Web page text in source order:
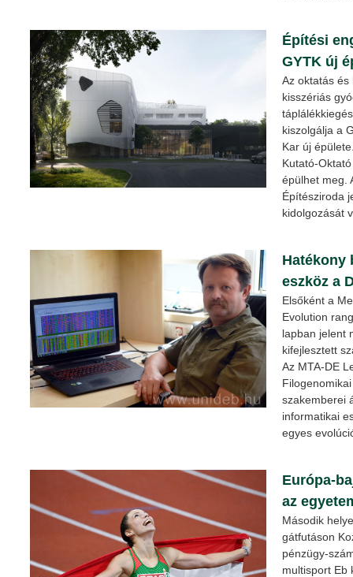
Építési
GYTK új
Az oktatás és
kisszériás
kiszolgálja a
Kar új
Kutató-
épülhet meg.
Építésziroda
kidolgozását
Hatékony
eszköz a
Elsőként a
Evolution
lapban jelent
kifejlesztett
Az MTA-DE
szakemberei
informatikai
egyes
Európa-
az
Második
gátfutáson
pénzügy-
multisport Eb